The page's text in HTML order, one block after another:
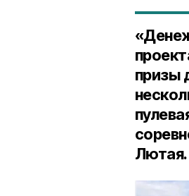
призы
Лютая.